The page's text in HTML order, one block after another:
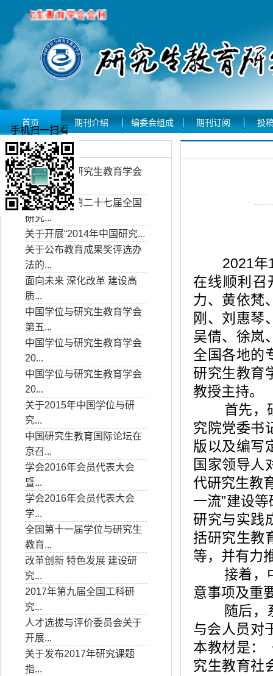
首页 期刊介绍 编委会组成 期刊订阅 投
学会资讯
中国学位与研究生教育学会
师范...
会议通知：第二十七届全国
研究...
关于开展“2014年中国研究...
关于公布教育成果奖评选办
法的...
面向未来 深化改革 建设高
质...
中国学位与研究生教育学会
第五...
中国学位与研究生教育学会
20...
中国学位与研究生教育学会
20...
关于2015年中国学位与研
究...
中国研究生教育国际论坛在
京召...
学会2016年会员代表大会
暨...
学会2016年会员代表大会
学...
全国第十一届学位与研究生
教育...
改革创新 特色发展 建设研
究...
2017年第九届全国工科研
究...
人才选拔与评价委员会关于
开展...
关于发布2017年研究课题
指...
2021年10
在线顺利召
力、黄依梵
刚、刘惠琴
吴倩、徐岚
全国各地的
研究生教育
教授主持。
首先，研
究院党委书
版以及编写
国家领导人
代研究生教
一流”建设
研究与实践
括研究生教
等，并有力
接着，中
意事项及重
随后，系
与会人员对
本教材是：
究生教育社
手机扫一扫看